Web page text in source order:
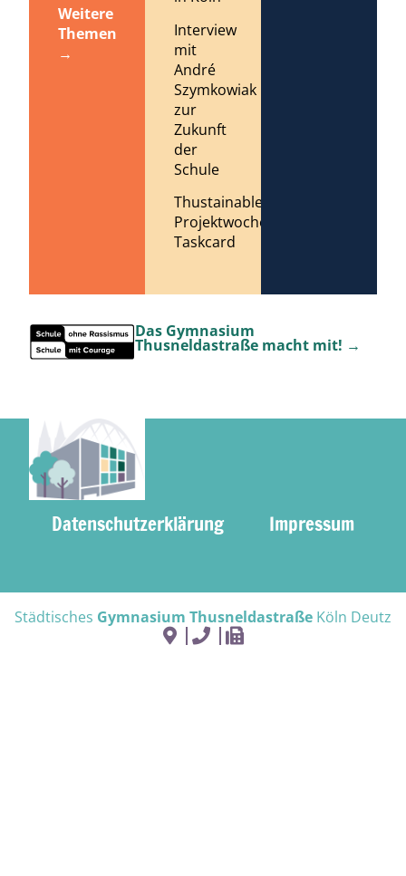
Weitere
Themen
→
Interview
mit
André
Szymkowiak
zur
Zukunft
der
Schule
Thustainable
Projektwoche
Taskcard
Das Gymnasium
Thusneldastraße macht mit! →
Datenschutzerklärung Impressum
Städtisches Gymnasium Thusneldastraße Köln Deutz